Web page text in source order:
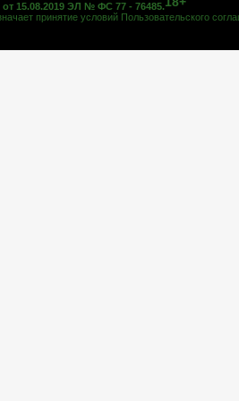
15.08.2019 ЭЛ № ФС 77 - 76485.
принятие условий Пользовательского